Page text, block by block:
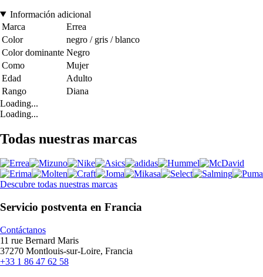
Información adicional
Marca
Errea
Color
negro / gris / blanco
Color dominante Negro
Como
Mujer
Edad
Adulto
Rango
Diana
Loading...
Loading...
Todas nuestras marcas
Descubre todas nuestras marcas
Servicio postventa en Francia
Contáctanos
11 rue Bernard Maris
37270 Montlouis-sur-Loire, Francia
+33 1 86 47 62 58